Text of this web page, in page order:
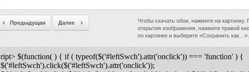
Чтобы скачать обои, нажмите на картинку.
открытия изображения, нажмите правой
по картинке и выберите «Сохранить как…».
Предыдущая Далее
ript> $(function( ) { if ( typeof($('#leftSwch').attr('onclick')) === 'function' ) {
$('#leftSwch').click($('#leftSwch').attr('onclick'));